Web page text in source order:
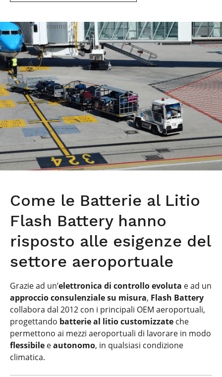
Come le Batterie al Litio
Flash Battery hanno
risposto alle esigenze del
settore aeroportuale
Grazie ad un’elettronica di controllo evoluta e ad un
approccio consulenziale su misura, Flash Battery
collabora dal 2012 con i principali OEM aeroportuali,
progettando batterie al litio customizzate che
permettono ai mezzi aeroportuali di lavorare in modo
flessibile eautonomo, in qualsiasi condizione
climatica.